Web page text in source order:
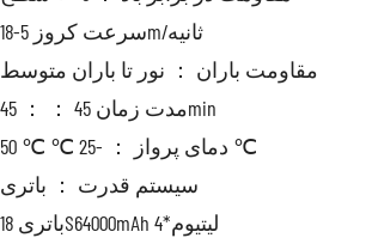
سرعت کروز 5-18m/ثانیه
مقاومت باران ： نور تا باران متوسط
مدت زمان 45 ： ： 45min
دمای پرواز ： -25 ℃ ℃ 50 ℃
باتری 18S64000mAh لیتیوم*4